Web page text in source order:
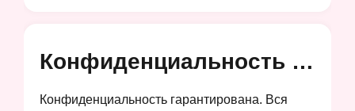
Конфиденциальность и анонимность
Конфиденциальность гарантирована. Вся